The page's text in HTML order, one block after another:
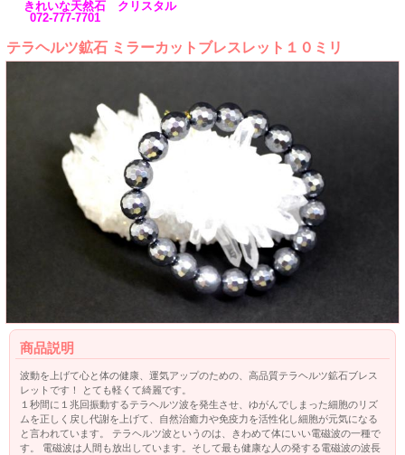
きれいな天然石 クリスタル
072-777-7701
テラヘルツ鉱石 ミラーカットブレスレット１０ミリ
商品説明
波動を上げて心と体の健康、運気アップのための、高品質テラヘルツ鉱石ブレス
レットです！ とても軽くて綺麗です。
１秒間に１兆回振動するテラヘルツ波を発生させ、ゆがんでしまった細胞のリズ
ムを正しく戻し代謝を上げて、自然治癒力や免疫力を活性化し細胞が元気になる
と言われています。 テラヘルツ波というのは、きわめて体にいい電磁波の一種で
す。 電磁波は人間も放出しています。そして最も健康な人の発する電磁波の波長